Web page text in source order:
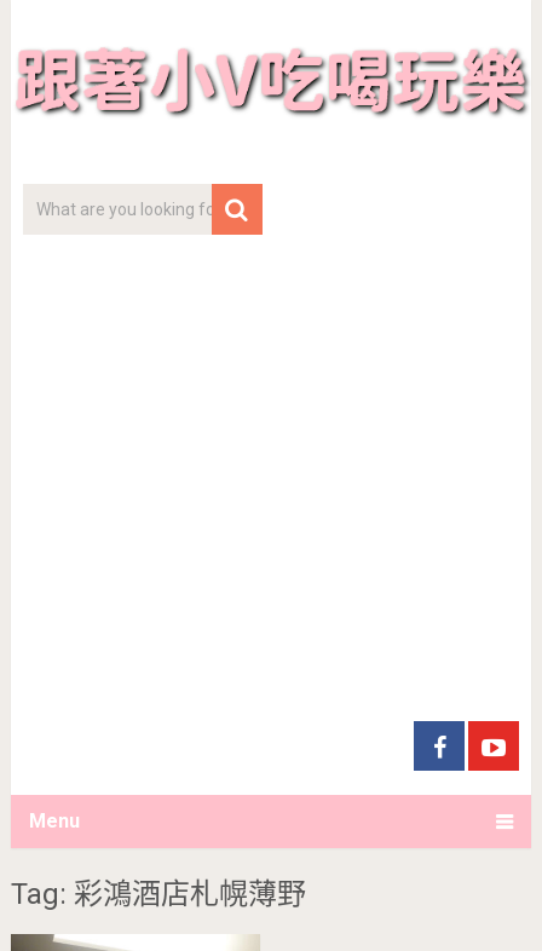
Menu
Tag: 彩鴻酒店札幌薄野